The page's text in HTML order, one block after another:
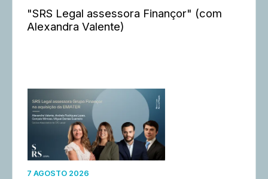
"SRS Legal assessora Finançor" (com
Alexandra Valente)
7 AGOSTO 2026